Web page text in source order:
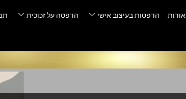
אודות הדפסות בעיצוב אישי הדפסה על זכוכית